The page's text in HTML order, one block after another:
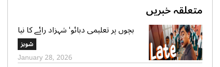
متعلقہ خبریں
بچوں پر تعلیمی دبائو‘ شہزاد رائے کا نیا
گانا سوشل میڈیا پر وائرل
شوبز
January 28, 2026